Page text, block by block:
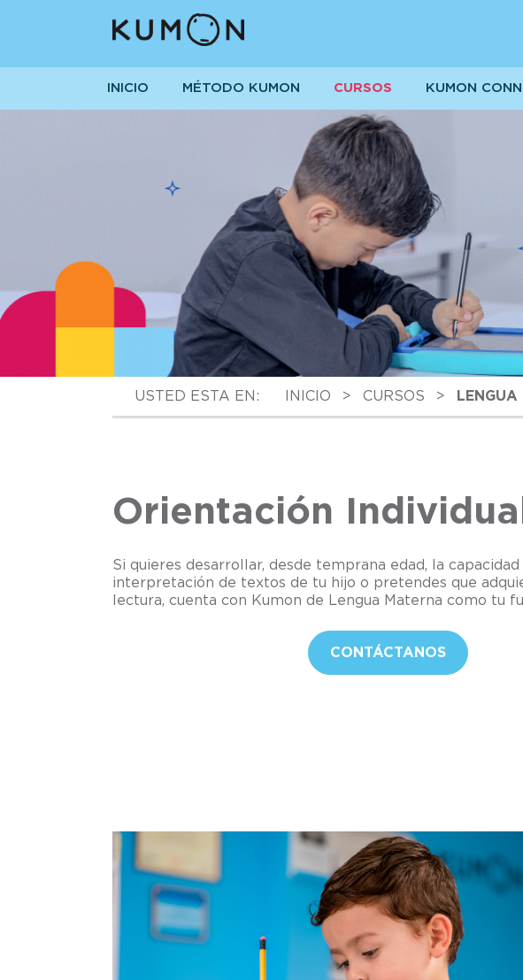
INICIO MÉTODO KUMON CURSOS KUMON
USTED ESTA EN: INICIO > CURSOS > LENGUA
Orientación
Si quieres desarrollar, desde temprana edad, la
interpretación de textos de tu hijo o pretendes que
lectura, cuenta con Kumon de Lengua Materna como tu
CONTÁCTANOS